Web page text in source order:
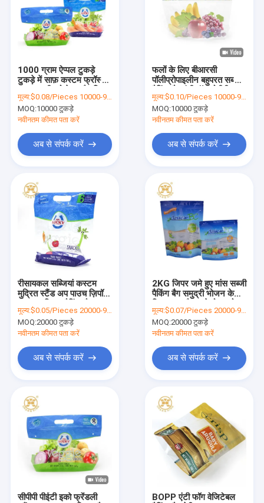
उत्पाद
हमारे बारे में
फ़ैक्टरी दौरा
हमसे संपर्क करें
समाचार
मामलों
कॉफी पैकेजिंग बैग
स्नैक पैकेजिंग बैग
भुना चिकन पैकेजिंग
1000 ग्राम ऐप्पल टुकड़े
टुकड़े में साफ़ कस्टम फ्रॉस्टेड
प्लास्टिक बैग
मूल्य:$0.08/Pieces 10000-99999 Pieces
MOQ:10000 टुकड़े
नवीनतम कीमत पता करें
अब से संपर्क करें
फलों के लिए बीआरसी
पॉलीप्रोपाइलीन बहुपरत सब्जी
मूल्य:$0.10/Pieces 10000-99999 Pieces
MOQ:10000 टुकड़े
नवीनतम कीमत पता करें
अब से संपर्क करें
रीसायकल सब्जियां कस्टम
मुद्रित स्टैंड अप पाउच ज़िपॉक
मूल्य:$0.05/Pieces 20000-99999 Pieces
MOQ:20000 टुकड़े
नवीनतम कीमत पता करें
अब से संपर्क करें
2KG जिपर जमे हुए मांस सब्जी
पैकिंग बैग समुद्री भोजन के
मूल्य:$0.07/Pieces 20000-99999 Pieces
MOQ:20000 टुकड़े
नवीनतम कीमत पता करें
अब से संपर्क करें
सीपीपी पीईटी इको फ्रेंडली
BOPP एंटी फॉग वेजिटेबल